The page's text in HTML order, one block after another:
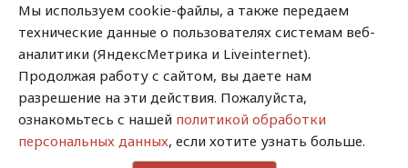
Криминал
Успех
Хватит это терпеть
Мы используем cookie-файлы, а также передаем
технические данные о пользователях системам веб-
аналитики (ЯндексМетрика и Liveinternet).
Продолжая работу с сайтом, вы даете нам
разрешение на эти действия. Пожалуйста,
ознакомьтесь с нашей политикой обработки
персональных данных, если хотите узнать больше.